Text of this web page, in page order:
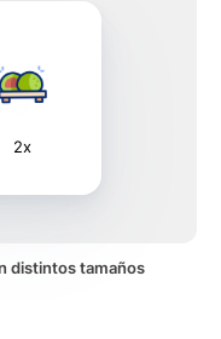
2x
distintos tamaños